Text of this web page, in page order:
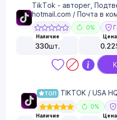
TikTok - авторег,
hotmail.com / Почта в
0%
Наличие
330шт.
Цена
0.22
ТОП TIKTOK / USA
0%
Наличие Цена